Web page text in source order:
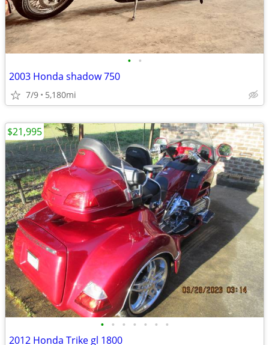
• •
2003 Honda shadow 750
7/9 5,180mi
• • • • • • •
2012 Honda Trike gl 1800
$21,995